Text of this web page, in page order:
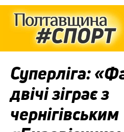
Суперліга:
двічі зіграє з
чернігівським